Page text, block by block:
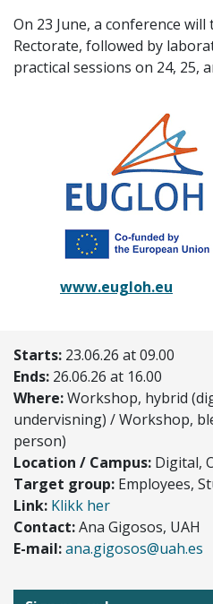
On 23 June, a conference
Rectorate, followed by
practical sessions on 24, 25,
www.eugloh.eu
Starts: 23.06.26 at 09.00
Ends: 26.06.26 at 16.00
Where:Workshop, hybrid
undervisning) / Workshop,
person)
Location / Campus: Digital,
Target group: Employees,
Link: Klikk her
Contact:Ana Gigosos, UAH
E-mail:ana.gigosos@uah.es